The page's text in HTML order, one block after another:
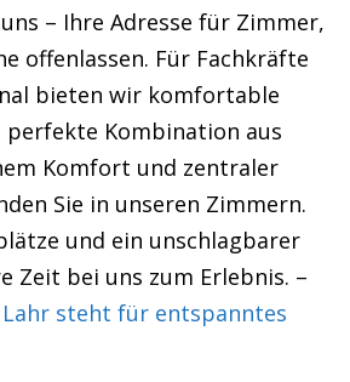
– Ihre Adresse für Zimmer,
offenlassen. Für Fachkräfte
bieten wir komfortable
Kombination aus
Komfort und zentraler
Sie in unseren Zimmern.
und ein unschlagbarer
Zeit bei uns zum Erlebnis. –
steht für entspanntes